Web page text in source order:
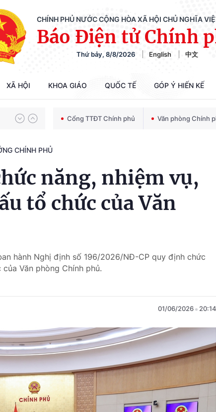
CHÍNH PHỦ NƯỚC CỘNG HÒA XÃ HỘI CHỦ NGHĨA
Báo Điện tử Chính
Thứ bảy, 8/8/2026 English 中文
XÃ HỘI KHOA GIÁO QUỐC TẾ GÓP Ý HIẾN KẾ
Chiến dịch 500 ngày đêm tìm kiếm, quy tập và xác định danh tính hài cốt liệt sĩ
phát triển mới
Cổng TTĐT Chính phủ Văn phòng Chính
CHÍNH PHỦ
năng, nhiệm vụ,
tổ chức của Văn
hành Nghị định số 196/2026/NĐ-CP quy định chức
Văn phòng Chính phủ.
01/06/2026 20:14